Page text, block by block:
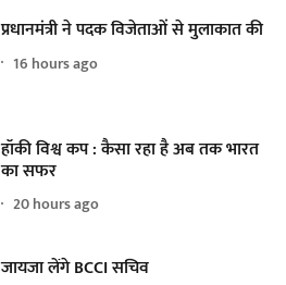
प्रधानमंत्री ने पदक विजेताओं से मुलाकात की
16 hours ago
हॉकी विश्व कप : कैसा रहा है अब तक भारत
का सफर
20 hours ago
जायजा लेंगे BCCI सचिव